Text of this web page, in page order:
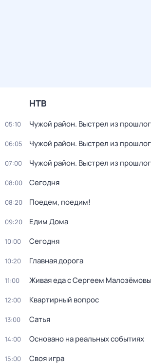
НТВ
05:10 Чужой район. Выстрел из
06:05 Чужой район. Выстрел из
07:00 Чужой район. Выстрел из
08:00 Сегодня
08:20 Поедем, поедим!
09:20 Едим Дома
10:00 Сегодня
10:20 Главная дорога
11:00 Живая еда с Сергеем
12:00 Квартирный вопрос
13:00 Сатья
14:00 Основано на реальных событиях
15:00 Своя игра